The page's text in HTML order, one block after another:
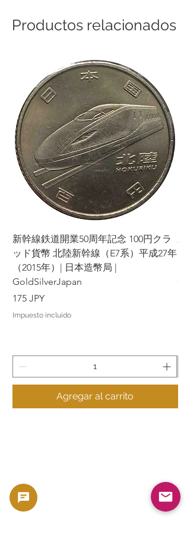
Productos relacionados
新幹線鉄道開業50周年記念 100円クラ
ッド貨幣 北陸新幹線（E7系）平成27年
（2015年）| 日本造幣局 |
GoldSilverJapan
Precio
175 JPY
Impuesto incluido
Agregar al carrito